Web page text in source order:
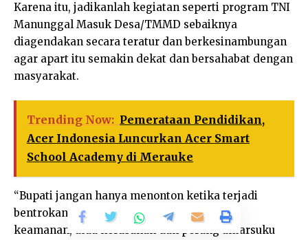
Karena itu, jadikanlah kegiatan seperti program TNI
Manunggal Masuk Desa/TMMD sebaiknya
diagendakan secara teratur dan berkesinambungan
agar apart itu semakin dekat dan bersahabat dengan
masyarakat.
Trending Now: Pemerataan Pendidikan,
Acer Indonesia Luncurkan Acer Smart
School Academy di Merauke
“Bupati jangan hanya menonton ketika terjadi
bentrokan antara KKB/OPM dengan aparat
keamanan, atau kerusuhan dan perang antarsuku